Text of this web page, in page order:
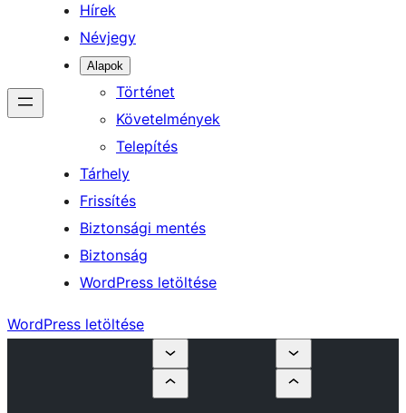
Hírek
Névjegy
Alapok
Történet
Követelmények
Telepítés
Tárhely
Frissítés
Biztonsági mentés
Biztonság
WordPress letöltése
WordPress letöltése